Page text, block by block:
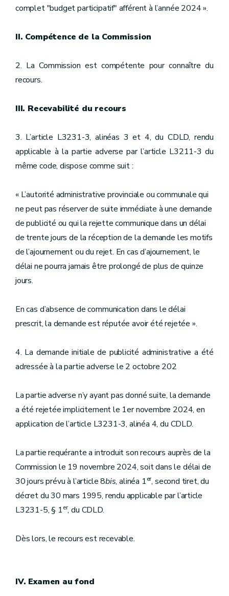
complet "budget participatif" afférent à l’année 2024 ».
II. Compétence de la Commission
2. La Commission est compétente pour connaître du
recours.
III. Recevabilité du recours
3. L’article L3231-3, alinéas 3 et 4, du CDLD, rendu
applicable à la partie adverse par l’article L3211-3 du
même code, dispose comme suit :
« L’autorité administrative provinciale ou communale qui
ne peut pas réserver de suite immédiate à une demande
de publicité ou qui la rejette communique dans un délai
de trente jours de la réception de la demande les motifs
de l’ajournement ou du rejet. En cas d’ajournement, le
délai ne pourra jamais être prolongé de plus de quinze
jours.
En cas d’absence de communication dans le délai
prescrit, la demande est réputée avoir été rejetée ».
4. La demande initiale de publicité administrative a été
adressée à la partie adverse le 2 octobre 202
La partie adverse n’y ayant pas donné suite, la demande
a été rejetée implicitement le 1er novembre 2024, en
application de l’article L3231-3, alinéa 4, du CDLD.
La partie requérante a introduit son recours auprès de la
Commission le 19 novembre 2024, soit dans le délai de
30 jours prévu à l’article 8bis, alinéa 1er, second tiret, du
décret du 30 mars 1995, rendu applicable par l’article
L3231-5, § 1er, du CDLD.
Dès lors, le recours est recevable.
IV. Examen au fond